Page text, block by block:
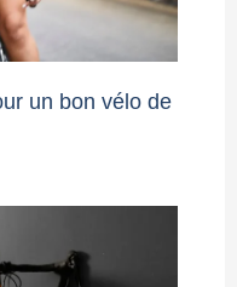
un bon vélo de